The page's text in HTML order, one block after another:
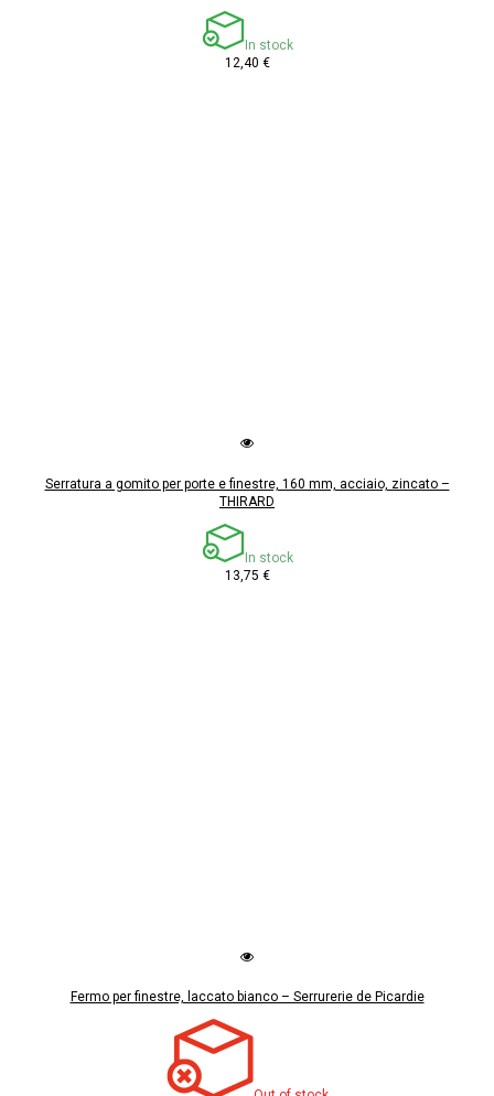
In stock
12,40 €
Serratura a gomito per porte e finestre, 160 mm, acciaio, zincato –
THIRARD
In stock
13,75 €
Fermo per finestre, laccato bianco – Serrurerie de Picardie